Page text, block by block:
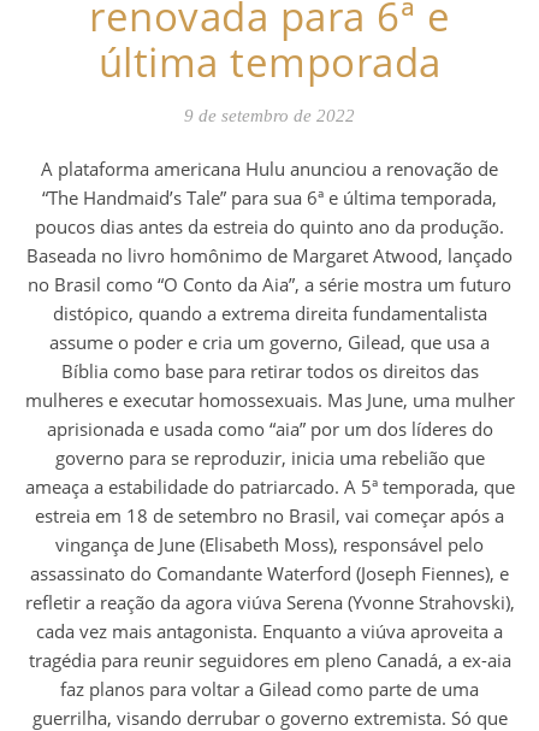
renovada para 6ª e
última temporada
9 de setembro de 2022
A plataforma americana Hulu anunciou a renovação de
“The Handmaid’s Tale” para sua 6ª e última temporada,
poucos dias antes da estreia do quinto ano da produção.
Baseada no livro homônimo de Margaret Atwood, lançado
no Brasil como “O Conto da Aia”, a série mostra um futuro
distópico, quando a extrema direita fundamentalista
assume o poder e cria um governo, Gilead, que usa a
Bíblia como base para retirar todos os direitos das
mulheres e executar homossexuais. Mas June, uma mulher
aprisionada e usada como “aia” por um dos líderes do
governo para se reproduzir, inicia uma rebelião que
ameaça a estabilidade do patriarcado. A 5ª temporada, que
estreia em 18 de setembro no Brasil, vai começar após a
vingança de June (Elisabeth Moss), responsável pelo
assassinato do Comandante Waterford (Joseph Fiennes), e
refletir a reação da agora viúva Serena (Yvonne Strahovski),
cada vez mais antagonista. Enquanto a viúva aproveita a
tragédia para reunir seguidores em pleno Canadá, a ex-aia
faz planos para voltar a Gilead como parte de uma
guerrilha, visando derrubar o governo extremista. Só que